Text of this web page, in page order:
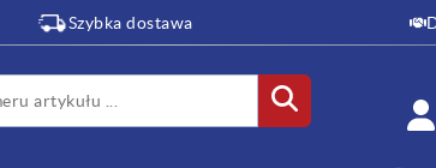
Szybka dostawa